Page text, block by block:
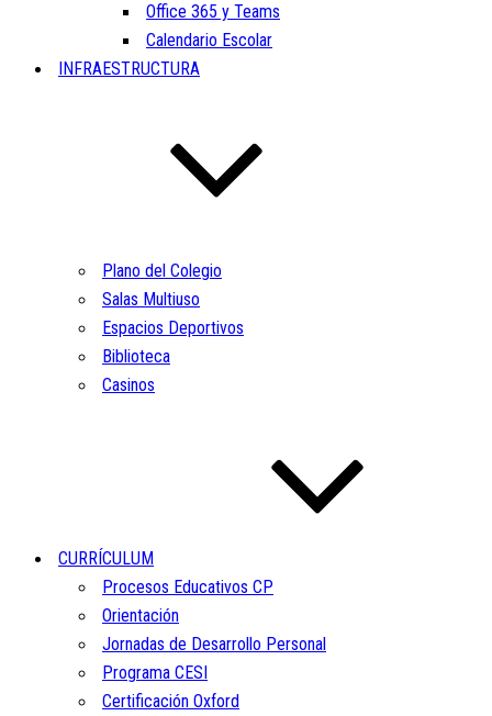
Office 365 y Teams
Calendario Escolar
INFRAESTRUCTURA
Plano del Colegio
Salas Multiuso
Espacios Deportivos
Biblioteca
Casinos
CURRÍCULUM
Procesos Educativos CP
Orientación
Jornadas de Desarrollo Personal
Programa CESI
Certificación Oxford